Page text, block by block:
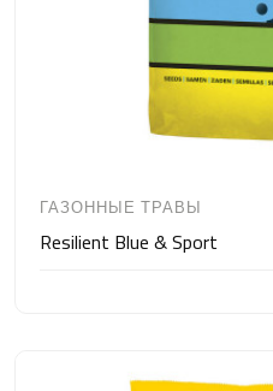
ГАЗОННЫЕ ТРАВЫ
Resilient Blue & Sport